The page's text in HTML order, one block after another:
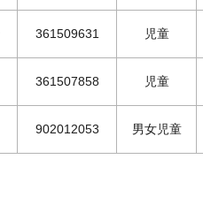
361509631 児童
361507858 児童
902012053 男女児童